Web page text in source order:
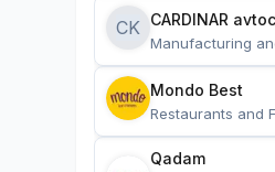
CK CARDINAR
Manufacturing
Mondo Best
Restaurants and
Qadam